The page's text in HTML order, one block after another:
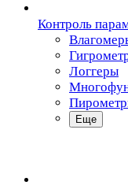
Контроль
Логгеры
Еще